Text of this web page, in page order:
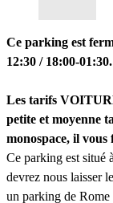
Ce parking est
12:30 / 18:00-01:30.
Les tarifs
petite et moyenne
monospace, il
Ce parking est situé
devrez nous laisser
un parking de